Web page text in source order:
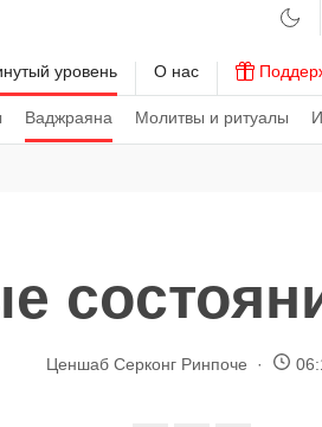
уровень
Ваджраяна Молитвы и ритуалы
О нас
Ценшаб Серконг Ринпоче